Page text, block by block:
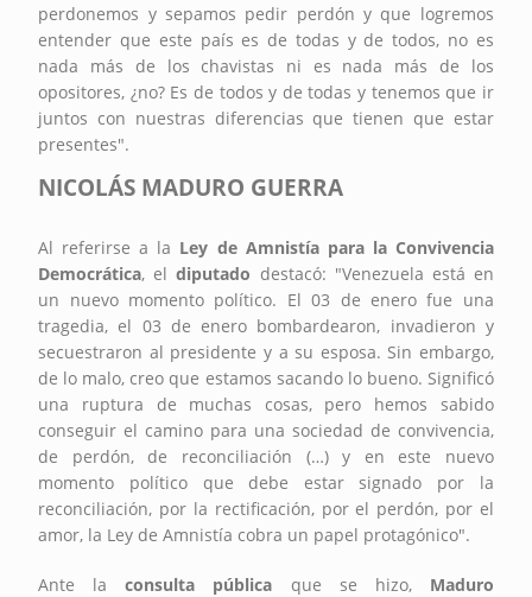
perdonemos y sepamos pedir perdón y que logremos
entender que este país es de todas y de todos, no es
nada más de los chavistas ni es nada más de los
opositores, ¿no? Es de todos y de todas y tenemos que ir
juntos con nuestras diferencias que tienen que estar
presentes".
NICOLÁS MADURO GUERRA
Al referirse a la Ley de Amnistía para la Convivencia
Democrática, eldiputado destacó: "Venezuela está en
un nuevo momento político. El 03 de enero fue una
tragedia, el 03 de enero bombardearon, invadieron y
secuestraron al presidente y a su esposa. Sin embargo,
de lo malo, creo que estamos sacando lo bueno. Significó
una ruptura de muchas cosas, pero hemos sabido
conseguir el camino para una sociedad de convivencia,
de perdón, de reconciliación (…) y en este nuevo
momento político que debe estar signado por la
reconciliación, por la rectificación, por el perdón, por el
amor, la Ley de Amnistía cobra un papel protagónico".
Ante laconsulta pública que se hizo, Maduro